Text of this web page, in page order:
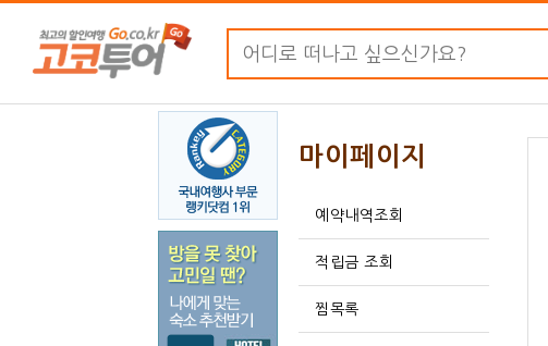
마이페이지
예약내역조회
적립금 조회
찜목록